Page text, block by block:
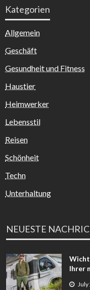
Kategorien
Allgemein
Geschäft
Gesundheit und Fitness
Haustier
Heimwerker
Lebensstil
Reisen
Schönheit
Techn
Unterhaltung
NEUESTE
Ihrer